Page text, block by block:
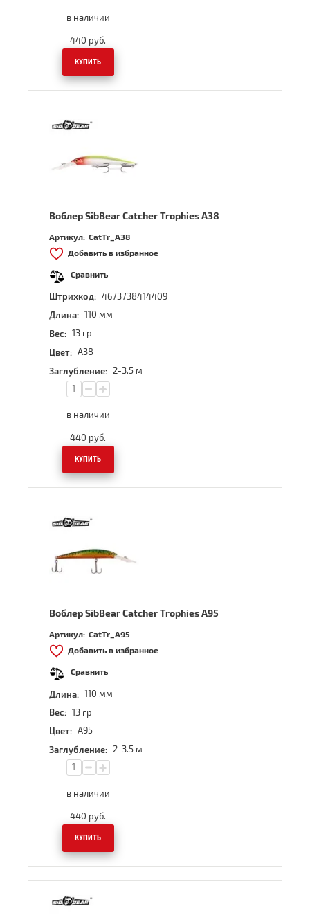
в наличии
440 руб.
КУПИТЬ
Воблер SibBear Catcher Trophies A38
Артикул: CatTr_A38
Добавить в избранное
Сравнить
Штрихкод: 4673738414409
Длина: 110 мм
Вес: 13 гр
Цвет: A38
Заглубление: 2-3.5 м
в наличии
440 руб.
КУПИТЬ
Воблер SibBear Catcher Trophies A95
Артикул: CatTr_A95
Добавить в избранное
Сравнить
Длина: 110 мм
Вес: 13 гр
Цвет: A95
Заглубление: 2-3.5 м
в наличии
440 руб.
КУПИТЬ